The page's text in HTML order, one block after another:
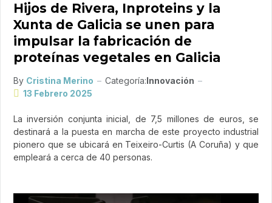
Hijos de Rivera, Inproteins y la
Xunta de Galicia se unen para
impulsar la fabricación de
proteínas vegetales en Galicia
By Cristina Merino Categoría:Innovación
13 Febrero 2025
La inversión conjunta inicial, de 7,5 millones de euros, se
destinará a la puesta en marcha de este proyecto industrial
pionero que se ubicará en Teixeiro-Curtis (A Coruña) y que
empleará a cerca de 40 personas.